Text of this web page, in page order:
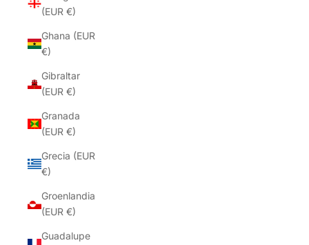
(EUR €)
Ghana (EUR
€)
Gibraltar
(EUR €)
Granada
(EUR €)
Grecia (EUR
€)
Groenlandia
(EUR €)
Guadalupe